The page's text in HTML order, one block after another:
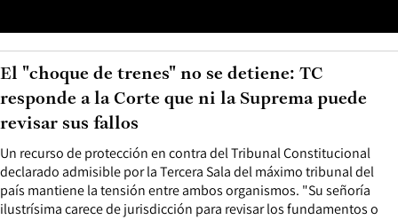
Un recurso de protección en contra del Tribunal Constitucional
declarado admisible por la Tercera Sala del máximo tribunal del
país mantiene la tensión entre ambos organismos. "Su señoría
ilustrísima carece de jurisdicción para revisar los fundamentos o
El "choque de trenes" no se detiene: TC
responde a la Corte que ni la Suprema puede
revisar sus fallos